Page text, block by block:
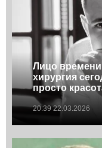
Лицо
хирургия
просто
20:39 22.03.2026